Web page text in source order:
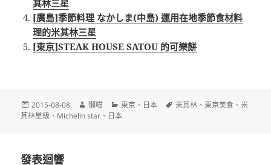
其林三星
[廣島]季節料理 なかしま(中島) 運用在地季節食材料
理的米其林三星
[東京]STEAK HOUSE SATOU 的可樂餅
發
佈
2015-08-08
作
者
懶喵
分
類
東京 、 日本
標
米其林 、東京美食 、米
其林星級 、 Michelin star 、 日本
發表迴響